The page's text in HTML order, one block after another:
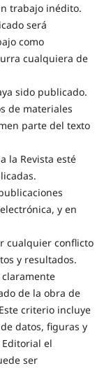
trabajo inédito.
será
como
cualquiera de
sido publicado.
de materiales
parte del texto
la Revista esté
y en
cualquier conflicto
y resultados.
de la obra de
criterio incluye
datos, figuras y
el
ser